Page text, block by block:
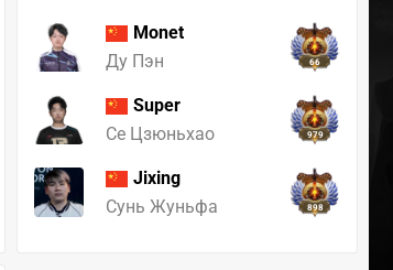
Monet
Ду Пэн
66
Super
Се Цзюньхао
979
Jixing
Сунь Жуньфа
898